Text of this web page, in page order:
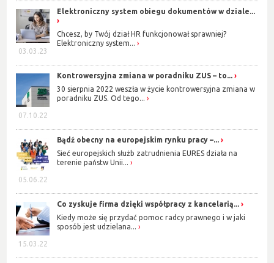
03.03.23
Elektroniczny system obiegu dokumentów w dziale...
Chcesz, by Twój dział HR funkcjonował sprawniej?
Elektroniczny system...
07.10.22
Kontrowersyjna zmiana w poradniku ZUS – to...
30 sierpnia 2022 weszła w życie kontrowersyjna zmiana w
poradniku ZUS. Od tego...
05.06.22
Bądź obecny na europejskim rynku pracy –...
Sieć europejskich służb zatrudnienia EURES działa na
terenie państw Unii...
15.03.22
Co zyskuje firma dzięki współpracy z kancelarią...
Kiedy może się przydać pomoc radcy prawnego i w jaki
sposób jest udzielana...